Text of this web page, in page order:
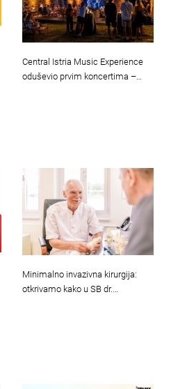
Central Istria Music Experience
oduševio prvim koncertima –…
Minimalno invazivna kirurgija:
otkrivamo kako u SB dr.…